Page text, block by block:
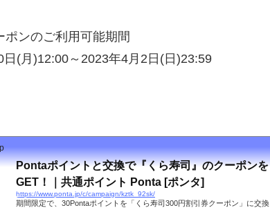
ポンのご利用可能期間
日(月)12:00～2023年4月2日(日)23:59
Pontaポイントと交換で『くら寿司』のクーポンを
GET！｜共通ポイント Ponta [ポンタ]
https://www.ponta.jp/c/campaign/kztk_92sk/
期間限定で、30Pontaポイントを「くら寿司300円割引券クーポン」に交換